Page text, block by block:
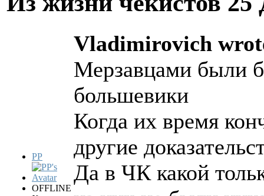
PP
OFFLINE
Vladimirovich
Мерзавцами были
большевики
Когда их время
другие
Да в ЧК какой